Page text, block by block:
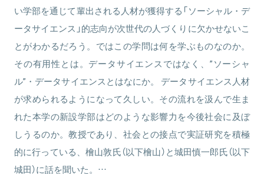
い学部を通じて輩出される人材が獲得する「ソーシャル・デ
ータサイエンス」的志向が次世代の人づくりに欠かせないこ
とがわかるだろう。ではこの学問は何を学ぶものなのか。
その有用性とは。データサイエンスではなく、”ソーシャ
ル”・データサイエンスとはなにか。 データサイエンス人材
が求められるようになって久しい。その流れを汲んで生ま
れた本学の新設学部はどのような影響力を今後社会に及ぼ
しうるのか。教授であり、社会との接点で実証研究を積極
的に行っている、檜山敦氏（以下檜山）と城田慎一郎氏（以下
城田）に話を聞いた。…